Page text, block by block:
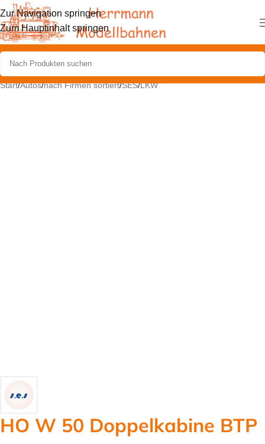
Zur Navigation springen
Zum Hauptinhalt springen
Start/Autos/nach Firmen sortiert/SES/LKW
HO W 50 Doppelkabine BTP